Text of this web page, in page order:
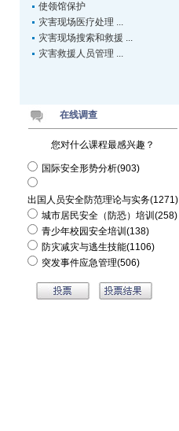
使领馆保护
灾害现场医疗处理 ...
灾害现场搜索和救援 ...
灾害救援人员管理 ...
在线调查
您对什么课程最感兴趣？
国际安全形势分析(903)
出国人员安全防范理论与实务(1271)
城市居民安全（防恐）培训(258)
青少年校园安全培训(138)
防灾减灾与逃生技能(1106)
突发事件应急管理(506)